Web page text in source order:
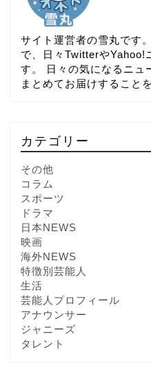
サイト運営者の雪丸です
で、日々TwitterやYahoo!
す。 日々の気になるニュ
まとめてお届けすること
カテゴリー
その他
コラム
スポーツ
ドラマ
日本NEWS
映画
海外NEWS
特徴別芸能人
生活
芸能人プロフィール
アナウンサー
ジャニーズ
タレント